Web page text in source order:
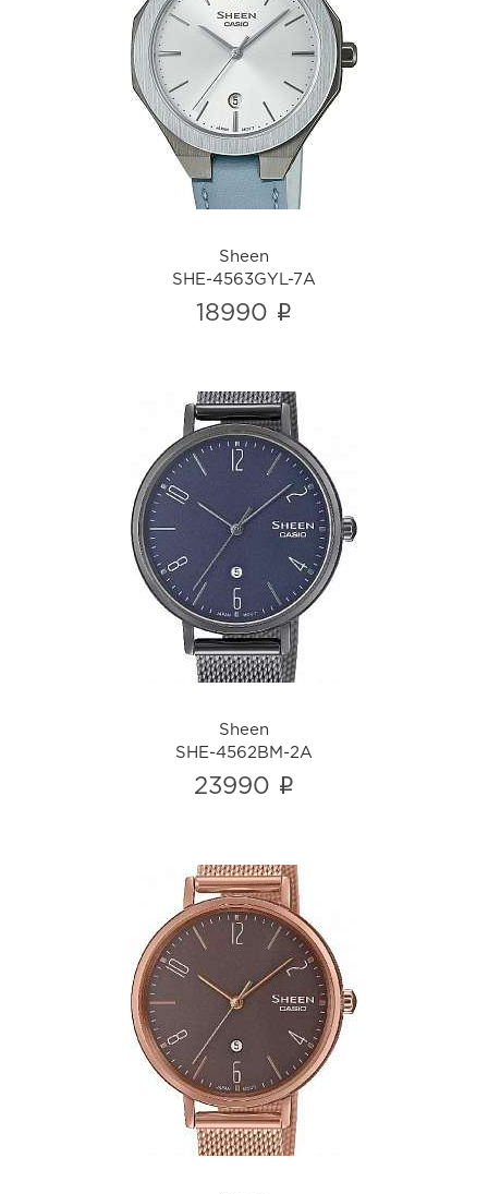
Sheen
SHE-4563GYL-7A
i
Sheen
SHE-4563GYL-7A
18990 i
Sheen
SHE-4562BM-2A
Sheen
SHE-4562BM-2A
23990 i
Sheen
SHE-4562PGM-5A